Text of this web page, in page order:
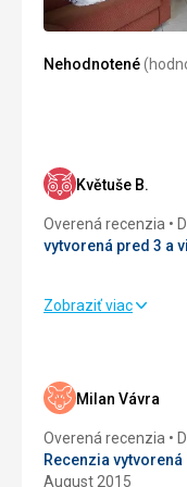
Táto recenzia bola
Google Translate
Nehodnotené
Květuše B.
Overená recenzia
vytvorená pred 3 a
Okolie
Služby
Zobraziť viac
Milan Vávra
Overená recenzia
Recenzia
August 2015